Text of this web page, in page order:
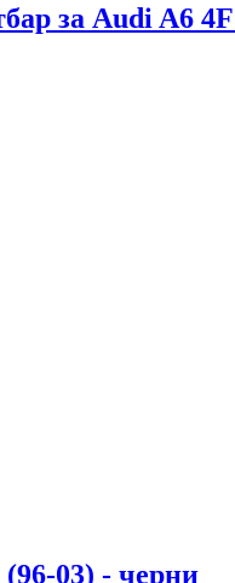
за Audi A6
03) - черни